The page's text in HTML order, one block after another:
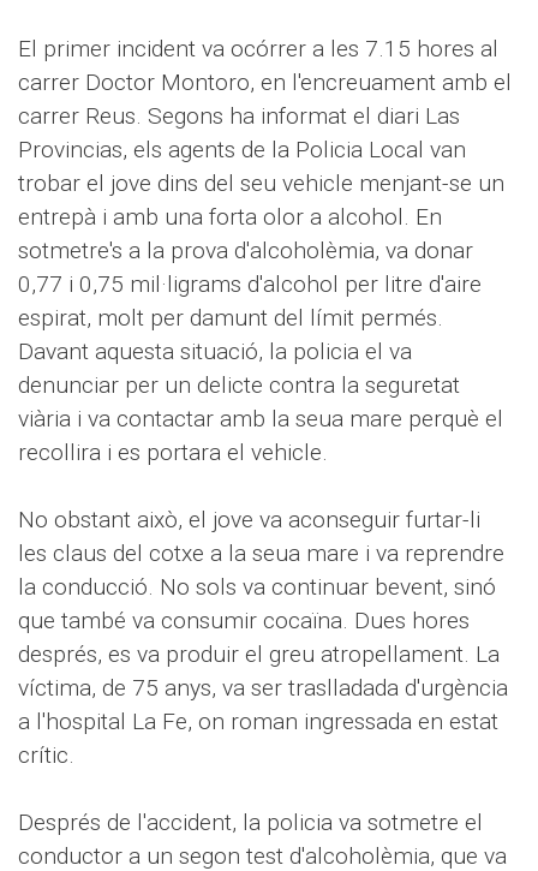
El primer incident va ocórrer a les 7.15 hores al
carrer Doctor Montoro, en l'encreuament amb el
carrer Reus. Segons ha informat el diari Las
Provincias, els agents de la Policia Local van
trobar el jove dins del seu vehicle menjant-se un
entrepà i amb una forta olor a alcohol. En
sotmetre's a la prova d'alcoholèmia, va donar
0,77 i 0,75 mil·ligrams d'alcohol per litre d'aire
espirat, molt per damunt del límit permés.
Davant aquesta situació, la policia el va
denunciar per un delicte contra la seguretat
viària i va contactar amb la seua mare perquè el
recollira i es portara el vehicle.
No obstant això, el jove va aconseguir furtar-li
les claus del cotxe a la seua mare i va reprendre
la conducció. No sols va continuar bevent, sinó
que també va consumir cocaïna. Dues hores
després, es va produir el greu atropellament. La
víctima, de 75 anys, va ser traslladada d'urgència
a l'hospital La Fe, on roman ingressada en estat
crític.
Després de l'accident, la policia va sotmetre el
conductor a un segon test d'alcoholèmia, que va